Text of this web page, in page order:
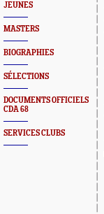
JEUNES
MASTERS
BIOGRAPHIES
SÉLECTIONS
DOCUMENTS OFFICIELS
CDA 68
SERVICES CLUBS